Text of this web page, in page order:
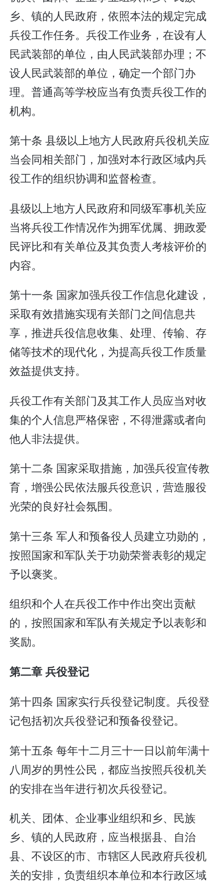
乡、镇的人民政府，依照本法的规定完成
兵役工作任务。兵役工作业务，在设有人
民武装部的单位，由人民武装部办理；不
设人民武装部的单位，确定一个部门办
理。普通高等学校应当有负责兵役工作的
机构。
第十条 县级以上地方人民政府兵役机关应
当会同相关部门，加强对本行政区域内兵
役工作的组织协调和监督检查。
县级以上地方人民政府和同级军事机关应
当将兵役工作情况作为拥军优属、拥政爱
民评比和有关单位及其负责人考核评价的
内容。
第十一条 国家加强兵役工作信息化建设，
采取有效措施实现有关部门之间信息共
享，推进兵役信息收集、处理、传输、存
储等技术的现代化，为提高兵役工作质量
效益提供支持。
兵役工作有关部门及其工作人员应当对收
集的个人信息严格保密，不得泄露或者向
他人非法提供。
第十二条 国家采取措施，加强兵役宣传教
育，增强公民依法服兵役意识，营造服役
光荣的良好社会氛围。
第十三条 军人和预备役人员建立功勋的，
按照国家和军队关于功勋荣誉表彰的规定
予以褒奖。
组织和个人在兵役工作中作出突出贡献
的，按照国家和军队有关规定予以表彰和
奖励。
第二章 兵役登记
第十四条 国家实行兵役登记制度。兵役登
记包括初次兵役登记和预备役登记。
第十五条 每年十二月三十一日以前年满十
八周岁的男性公民，都应当按照兵役机关
的安排在当年进行初次兵役登记。
机关、团体、企业事业组织和乡、民族
乡、镇的人民政府，应当根据县、自治
县、不设区的市、市辖区人民政府兵役机
关的安排，负责组织本单位和本行政区域